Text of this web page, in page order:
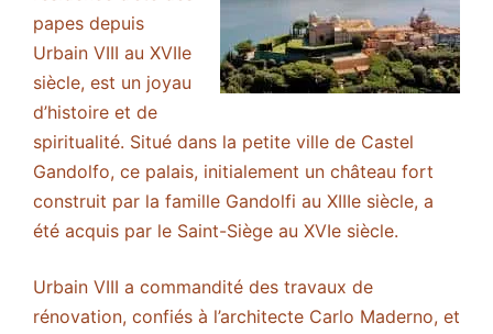
papes depuis
Urbain VIII au XVIIe
siècle, est un joyau
d’histoire et de
spiritualité. Situé dans la petite ville de Castel
Gandolfo, ce palais, initialement un château fort
construit par la famille Gandolfi au XIIIe siècle, a
été acquis par le Saint-Siège au XVIe siècle.
Urbain VIII a commandité des travaux de
rénovation, confiés à l’architecte Carlo Maderno, et